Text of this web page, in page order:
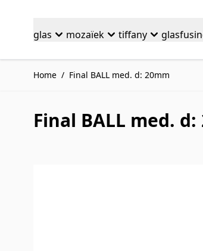
glas mozaïek tiffany
Home / Final BALL med. d: 20mm
Final BALL med. d: